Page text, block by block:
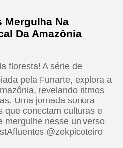
Mergulha Na
Da Amazônia
floresta! A série de
pela Funarte, explora a
revelando ritmos
Uma jornada sonora
que conectam culturas e
mergulhe nesse universo
@zekpicoteiro